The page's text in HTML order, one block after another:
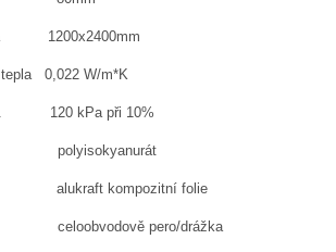
1200x2400mm
0,022 W/m*K
120 kPa při 10%
kompozitní folie
pero/drážka